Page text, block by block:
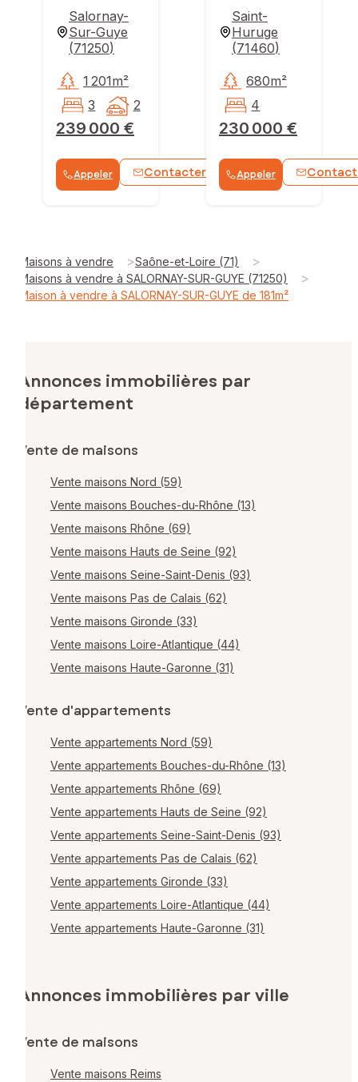
Salornay-
Sur-Guye
(71250)
239 000 €
1 201m²
3
2
Appeler Contacter WhatsApp
Saint-
Huruge
(71460)
230 000 €
680m²
4
Appeler
Maisons à vendre >Saône-et-Loire (71) >
Maisons à vendre à SALORNAY-SUR-GUYE (71250) >
Maison à vendre à SALORNAY-SUR-GUYE de 181m²
Annonces immobilières par
département
Vente de maisons
Vente maisons Nord (59)
Vente maisons Bouches-du-Rhône (13)
Vente maisons Rhône (69)
Vente maisons Hauts de Seine (92)
Vente maisons Seine-Saint-Denis (93)
Vente maisons Pas de Calais (62)
Vente maisons Gironde (33)
Vente maisons Loire-Atlantique (44)
Vente maisons Haute-Garonne (31)
Vente d'appartements
Vente appartements Nord (59)
Vente appartements Bouches-du-Rhône (13)
Vente appartements Rhône (69)
Vente appartements Hauts de Seine (92)
Vente appartements Seine-Saint-Denis (93)
Vente appartements Pas de Calais (62)
Vente appartements Gironde (33)
Vente appartements Loire-Atlantique (44)
Vente appartements Haute-Garonne (31)
Annonces immobilières par ville
Vente de maisons
Vente maisons Reims